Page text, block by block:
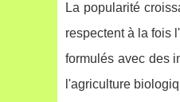
La popularité
respectent à la fois
formulés avec des
l'agriculture